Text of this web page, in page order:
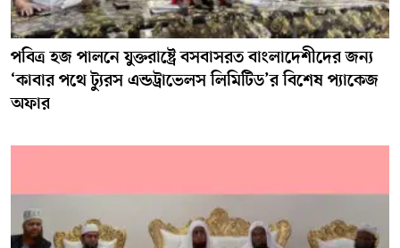
পবিত্র হজ পালনে যুক্তরাষ্ট্রে বসবাসরত বাংলাদেশীদের জন্য
‘কাবার পথে ট্যুরস এন্ডট্রাভেলস লিমিটিড’র বিশেষ প্যাকেজ
অফার